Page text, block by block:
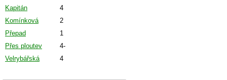
Kapitán
4
Komínková
2
Přepad
1
Přes ploutev
4-
Velrybářská
4